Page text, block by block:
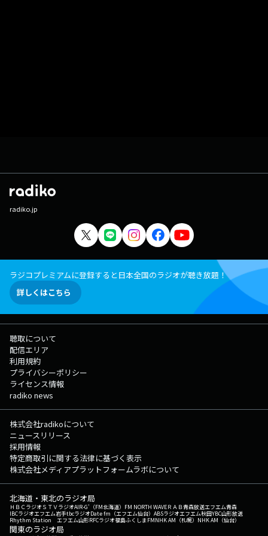
radiko.jp
ラジコプレミアムに登録すると日本全国のラジオが聴き放題！
詳しくはこちら
聴取について
配信エリア
利用規約
プライバシーポリシー
ライセンス情報
radiko news
株式会社radikoについて
ニュースリリース
採用情報
特定商取引に関する法律に基づく表示
株式会社メディアプラットフォームラボについて
北海道・東北のラジオ局
ＨＢＣラジオＳＴＶラジオAIR-G'（FM北海道） FM NORTH WAVEＲＡＢ青森放送エフエム青森
IBCラジオエフエム岩手tbcラジオDate fm（エフエム仙台） ABSラジオエフエム秋田YBC山形放送
Rhythm Station エフエム山形RFCラジオ福島ふくしまFMNHK AM（札幌） NHK AM（仙台）
関東のラジオ局